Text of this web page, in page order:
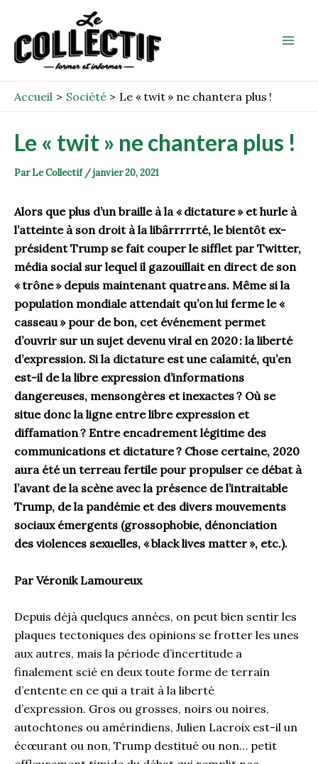
contenu
Accueil Société Le « twit » ne chantera plus !
Le « twit » ne chantera plus !
ParLe Collectif /janvier 20, 2021
Alors queplus d’unbrailleà la« dictature »et hurle à
l’atteinte à son droit à lalibârrrrrté, le bientôt ex-
président Trump se fait couper le sifflet par Twitter,
média social sur lequel il gazouillait en direct de son
«trône » depuis maintenant quatreans. Même si la
population mondiale attendait qu’on lui ferme le «
casseau » pour de bon, cet événement permet
d’ouvrir sur un sujet devenu viral en 2020 : la liberté
d’expression. Si la dictature est une calamité, qu’en
est-il de la libre expression d’informations
dangereuses, mensongères et inexactes? Oùse
situe donc la ligne entre libre expression et
diffamation? Entre encadrementlégitime des
communications et dictature? Chose certaine, 2020
aura été un terreau fertile pour propulser ce débatà
l’avant de la scèneavec la présence del’intraitable
Trump, dela pandémieet des divers mouvements
sociauxémergents (grossophobie, dénonciation
des violences sexuelles, «blacklives matter », etc.).
Par VéronikLamoureux
Depuis déjà quelques années, on peut bien sentir les
plaques tectoniques des opinions se frotter les unes
aux autres, mais la période d’incertitude a
finalement scié en deux toute forme de terrain
d’entente en ce qui a trait à la liberté
d’expression. Gros ou grosses, noirs ou noires,
autochtones ou amérindiens, Julien Lacroix est-il un
écœurant ou non, Trump destitué ou non… petit
navigation